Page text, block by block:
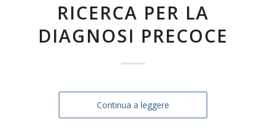
RICERCA PER LA
DIAGNOSI PRECOCE
Continua a leggere